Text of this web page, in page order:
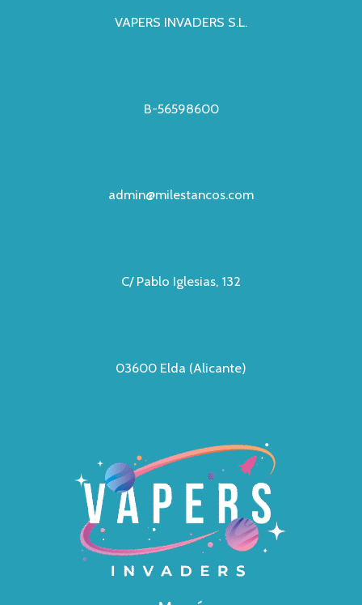
VAPERS INVADERS S.L.
B-56598600
admin@milestancos.com
C/ Pablo Iglesias, 132
03600 Elda (Alicante)